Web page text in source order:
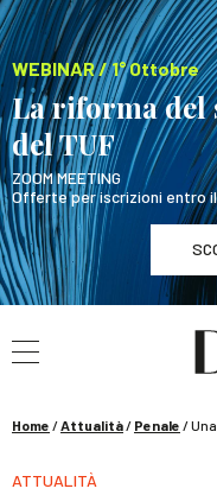
WEBINAR / 1° Ottobre
La riforma del
del TUF
ZOOM MEETING
Offerte per iscrizioni entro
La riforma del
Home /Attualità/ Penale /
ATTUALITÀ